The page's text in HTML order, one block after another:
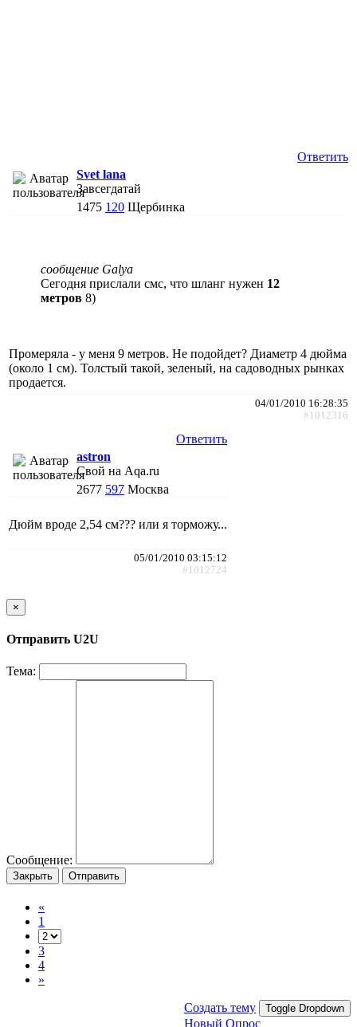
Ответить
Svet lana
Завсегдатай
1475 120 Щербинка
сообщение Galya
Сегодня прислали смс, что шланг нужен 12
метров 8)
Промеряла - у меня 9 метров. Не подойдет? Диаметр 4 дюйма
(около 1 см). Толстый такой, зеленый, на садоводных рынках
продается.
04/01/2010 16:28:35
#1012316
Ответить
astron
Свой на Aqa.ru
2677 597 Москва
Дюйм вроде 2,54 см??? или я торможу...
05/01/2010 03:15:12
#1012724
×
Отправить U2U
Тема:
Сообщение:
Закрыть Отправить
«
1
3
4
»
Создать тему Toggle Dropdown
Новый Опрос